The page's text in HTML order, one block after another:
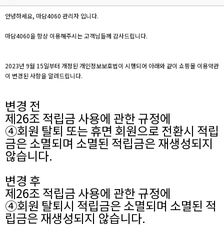
안녕하세요, 마담4060 관리자 입니다.
마담4060을 항상 이용해주시는 고객님들께 감사드립니다.
2023년 9월 15일부터 개정된 개인정보보호법이 시행되어 아래와 같이 쇼핑몰 이용약관
이 변경된 사항을 알려드립니다.
변경 전
제26조 적립금 사용에 관한 규정에
④회원 탈퇴 또는 휴면 회원으로 전환시 적립
금은 소멸되며 소멸된 적립금은 재생성되지
않습니다.
변경 후
제26조 적립금 사용에 관한 규정에
④회원 탈퇴시 적립금은 소멸되며 소멸된 적
립금은 재생성되지 않습니다.